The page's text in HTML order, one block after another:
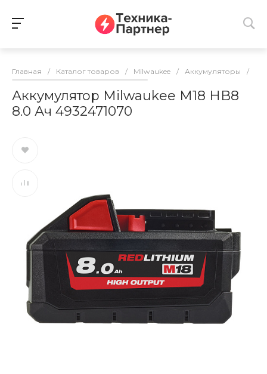
Главная / Каталог товаров / Milwaukee / Аккумуляторы /
Аккумулятор Milwaukee M18 HB8
8.0 Ач 4932471070